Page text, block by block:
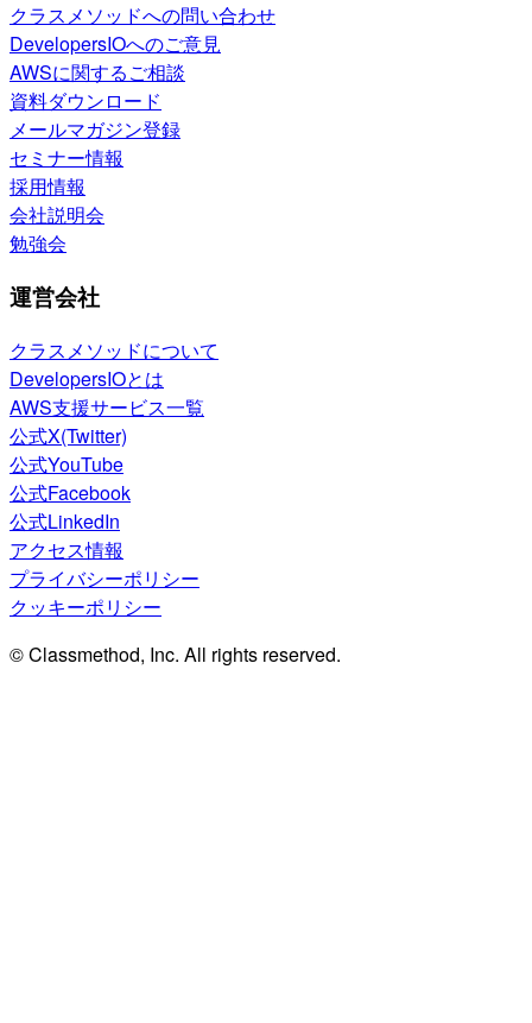
クラスメソッドへの問い合わせ
DevelopersIOへのご意見
AWSに関するご相談
資料ダウンロード
メールマガジン登録
セミナー情報
採用情報
会社説明会
勉強会
運営会社
クラスメソッドについて
DevelopersIOとは
AWS支援サービス一覧
公式X(Twitter)
公式YouTube
公式Facebook
公式LinkedIn
アクセス情報
プライバシーポリシー
クッキーポリシー
© Classmethod, Inc. All rights reserved.